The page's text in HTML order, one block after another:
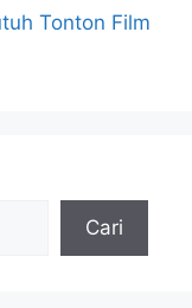
Tonton Film
Cari